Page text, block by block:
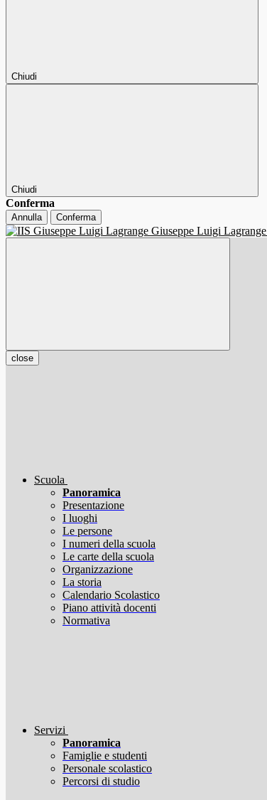
Chiudi
Chiudi
Conferma
Annulla Conferma
Giuseppe Luigi Lagrange
close
Scuola
Panoramica
Presentazione
I luoghi
Le persone
I numeri della scuola
Le carte della scuola
Organizzazione
La storia
Calendario Scolastico
Piano attività docenti
Normativa
Servizi
Panoramica
Famiglie e studenti
Personale scolastico
Percorsi di studio